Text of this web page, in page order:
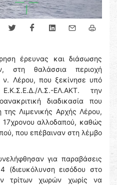
έρευνας και διάσωσης
στη θαλάσσια περιοχή
ν. Λέρου, που ξεκίνησε υπό
Λ.Σ.-ΕΛ.ΑΚΤ. την
διαδικασία που
της Λιμενικής Αρχής Λέρου,
αλλοδαπού, καθώς
που επέβαιναν στη λέμβο
για παραβάσεις
εισόδου στο
τρίτων χωρών χωρίς να